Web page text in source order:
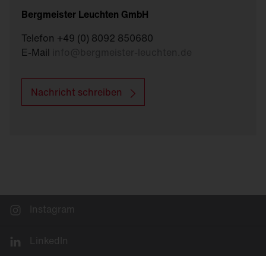
Bergmeister Leuchten GmbH
Telefon +49 (0) 8092 850680
E-Mail
Nachricht schreiben
Instagram
LinkedIn